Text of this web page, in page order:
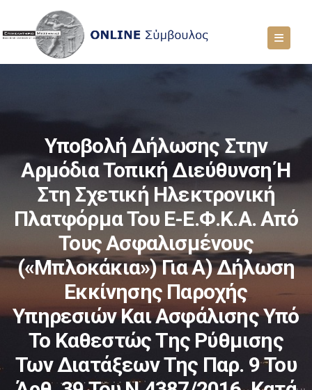
Υποβολή Δήλωσης Στην
Αρμόδια Τοπική Διεύθυνση Ή
Στη Σχετική Ηλεκτρονική
Πλατφόρμα Του E-Ε.Φ.Κ.Α. Από
Τους Ασφαλισμένους
(«μπλοκάκια») Για Α) Δήλωση
Εκκίνησης Παροχής
Υπηρεσιών Και Ασφάλισης Υπό
Το Καθεστώς Της Ρύθμισης
Των Διατάξεων Της Παρ. 9 Του